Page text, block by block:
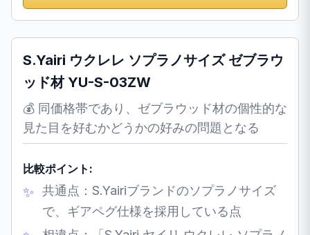
S.Yairi ウクレレ ソプラノサイズ ゼブラウ
ッド材 YU-S-03ZW
💰 同価格帯であり、ゼブラウッド材の個性的な
見た目を好むかどうかの好みの問題となる
比較ポイント:
共通点：S.Yairiブランドのソプラノサイズ
で、ギアペグ仕様を採用している点